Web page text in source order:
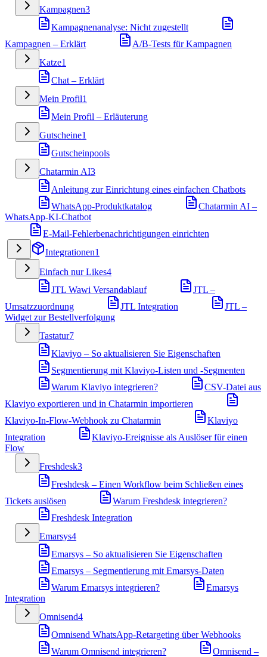
Kampagnen3
Kampagnenanalyse: Nicht zugestellt
Kampagnen – Erklärt
A/B-Tests für Kampagnen
Katze1
Chat – Erklärt
Mein Profil1
Mein Profil – Erläuterung
Gutscheine1
Gutscheinpools
Chatarmin AI3
Anleitung zur Einrichtung eines einfachen Chatbots
WhatsApp-Produktkatalog
Chatarmin AI –
WhatsApp-KI-Chatbot
E-Mail-Fehlerbenachrichtigungen einrichten
Integrationen1
Einfach nur Likes4
JTL Wawi Versandablauf
JTL –
Umsatzzuordnung
JTL Integration
JTL –
Widget zur Bestellverfolgung
Tastatur7
Klaviyo – So aktualisieren Sie Eigenschaften
Segmentierung mit Klaviyo-Listen und -Segmenten
Warum Klaviyo integrieren?
CSV-Datei aus
Klaviyo exportieren und in Chatarmin importieren
Klaviyo-In-Flow-Webhook zu Chatarmin
Klaviyo
Integration
Klaviyo-Ereignisse als Auslöser für einen
Flow
Freshdesk3
Freshdesk – Einen Workflow beim Schließen eines
Tickets auslösen
Warum Freshdesk integrieren?
Freshdesk Integration
Emarsys4
Emarsys – So aktualisieren Sie Eigenschaften
Emarsys – Segmentierung mit Emarsys-Daten
Warum Emarsys integrieren?
Emarsys
Integration
Omnisend4
Omnisend WhatsApp-Retargeting über Webhooks
Warum Omnisend integrieren?
Omnisend –